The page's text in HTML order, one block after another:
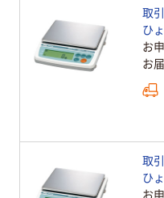
取
ひ
お
お
取
ひ
お